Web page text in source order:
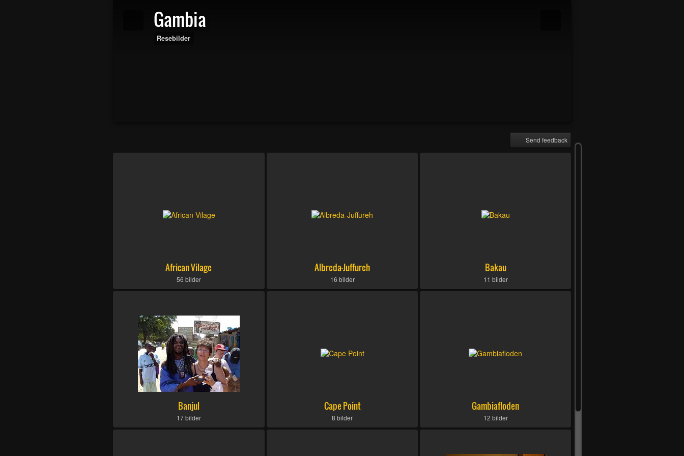
Gambia
Resebilder
Send feedback
African Vilage
56 bilder
Albreda-Juffureh
16 bilder
Bakau
11 bilder
Banjul
17 bilder
Cape Point
8 bilder
Gambiafloden
12 bilder